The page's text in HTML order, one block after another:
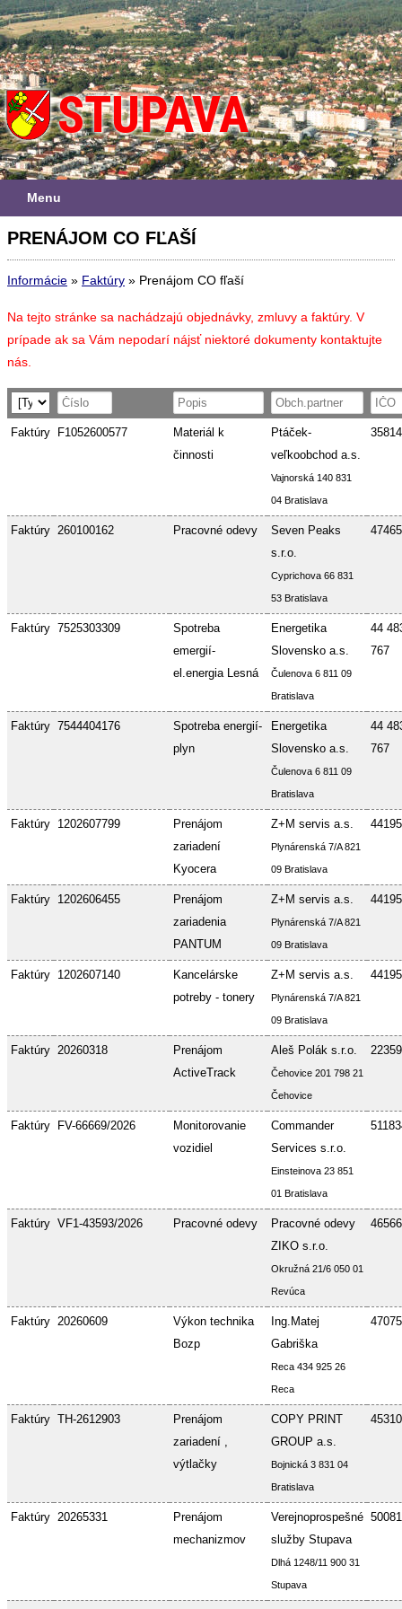
Menu
PRENÁJOM CO FĽAŠÍ
Informácie » Faktúry » Prenájom CO fľaší
Na tejto stránke sa nachádzajú objednávky, zmluvy a faktúry. V
prípade ak sa Vám nepodarí nájsť niektoré dokumenty kontaktujte
nás.
Faktúry F1052600577
Materiál k
činnosti
Ptáček-
veľkoobchod a.s.
Vajnorská 140 831
04 Bratislava
Faktúry 260100162 Pracovné odevy
Seven Peaks
s.r.o.
Cyprichova 66 831
53 Bratislava
Faktúry 7525303309
Spotreba
emergií-
el.energia Lesná
Energetika
Slovensko a.s.
Čulenova 6 811 09
Bratislava
44
767
Faktúry 7544404176
Spotreba energií-
plyn
Energetika
Slovensko a.s.
Čulenova 6 811 09
Bratislava
44
767
Faktúry 1202607799
Prenájom
zariadení
Kyocera
Z+M servis a.s.
Plynárenská 7/A 821
09 Bratislava
Faktúry 1202606455
Prenájom
zariadenia
PANTUM
Z+M servis a.s.
Plynárenská 7/A 821
09 Bratislava
Faktúry 1202607140
Kancelárske
potreby - tonery
Z+M servis a.s.
Plynárenská 7/A 821
09 Bratislava
Faktúry 20260318
Prenájom
ActiveTrack
Aleš Polák s.r.o.
Čehovice 201 798 21
Čehovice
Faktúry FV-66669/2026
Monitorovanie
vozidiel
Commander
Services s.r.o.
Einsteinova 23 851
01 Bratislava
Faktúry VF1-43593/2026 Pracovné odevy
Pracovné odevy
ZIKO s.r.o.
Okružná 21/6 050 01
Revúca
Faktúry 20260609
Výkon technika
Bozp
Ing.Matej
Gabriška
Reca 434 925 26
Reca
Faktúry TH-2612903
Prenájom
zariadení ,
výtlačky
COPY PRINT
GROUP a.s.
Bojnická 3 831 04
Bratislava
Faktúry 20265331
Prenájom
mechanizmov
Verejnoprospešné
služby Stupava
Dlhá 1248/11 900 31
Stupava